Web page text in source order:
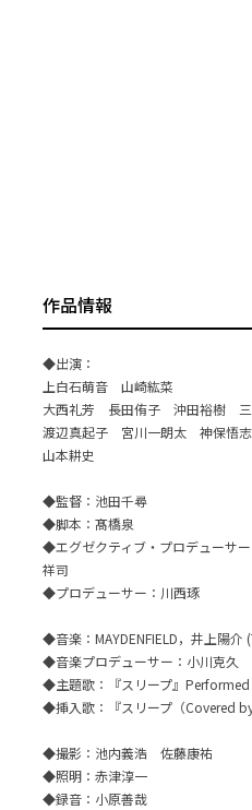
作品情報
◆出演：
上白石萌音 山崎紘菜
大西礼芳 長田侑子 沖田裕樹 三
渡辺真起子 宮川一朗太 神保悟志
山本耕史
◆監督：池田千尋
◆脚本：髙橋泉
◆エグゼクティブ・プロデューサ
祥司
◆プロデューサー：川西琢
◆音楽：MAYDENFIELD，井上陽介
◆音楽プロデューサー：小川克久
◆主題歌：『スリープ』Performed
◆挿入歌：『スリープ（Covered
◆撮影：池内義浩 佐藤康祐
◆照明：赤津淳一
◆録音：小原善哉